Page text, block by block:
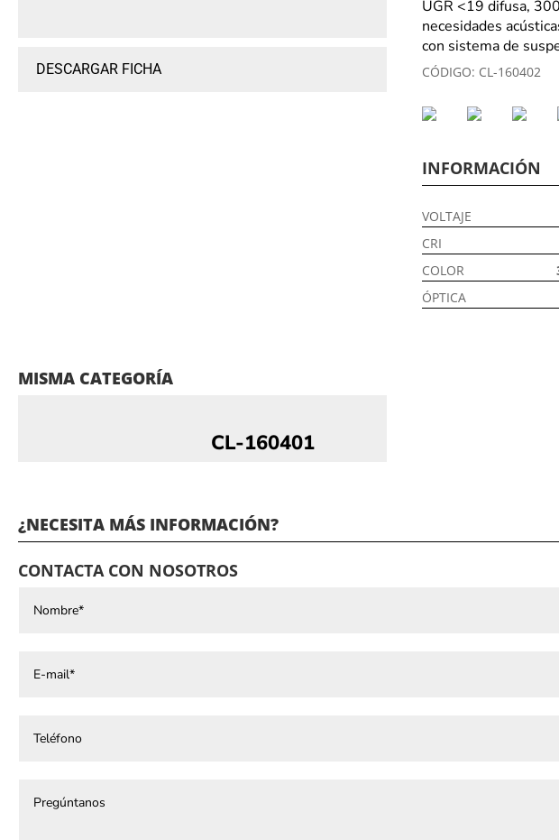
DESCARGAR FICHA
UGR <19 difusa,
necesidades
con sistema de
CÓDIGO: CL-160402
INFORMACIÓN
VOLTAJE
CRI
COLOR
ÓPTICA
MISMA CATEGORÍA
CL-160401
¿NECESITA MÁS INFORMACIÓN?
CONTACTA CON NOSOTROS